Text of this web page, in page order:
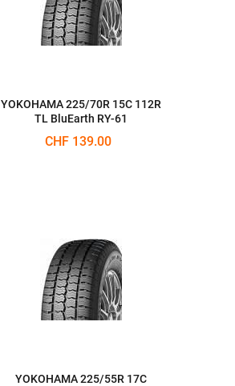
YOKOHAMA 225/70R 15C 112R
TL BluEarth RY-61
CHF 139.00
YOKOHAMA 225/55R 17C